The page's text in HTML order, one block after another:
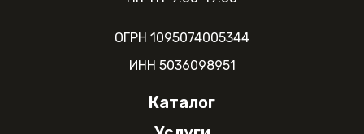
ОГРН 1095074005344
ИНН 5036098951
Каталог